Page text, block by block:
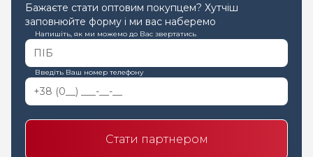
Бажаєте стати оптовим покупцем? Хутчіш
заповнюйте форму і ми вас наберемо
Напишіть, як ми можемо до Вас звертатись
Введіть Ваш номер телефону
Стати партнером